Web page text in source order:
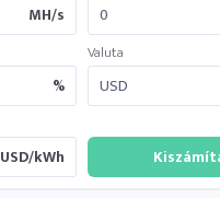
MH/s
%
Valuta
USD/kWh